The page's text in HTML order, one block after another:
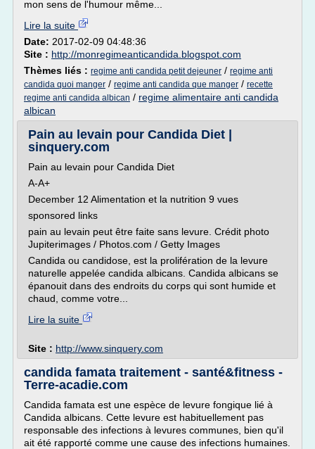
mon sens de l'humour même...
Lire la suite
Date: 2017-02-09 04:48:36
Site : http://monregimeanticandida.blogspot.com
Thèmes liés : regime anti candida petit dejeuner / regime anti
candida quoi manger / regime anti candida que manger / recette
regime anti candida albican / regime alimentaire anti candida
albican
Pain au levain pour Candida Diet |
sinquery.com
Pain au levain pour Candida Diet
A-A+
December 12 Alimentation et la nutrition 9 vues
sponsored links
pain au levain peut être faite sans levure. Crédit photo
Jupiterimages / Photos.com / Getty Images
Candida ou candidose, est la prolifération de la levure
naturelle appelée candida albicans. Candida albicans se
épanouit dans des endroits du corps qui sont humide et
chaud, comme votre...
Lire la suite
Site : http://www.sinquery.com
candida famata traitement - santé&fitness -
Terre-acadie.com
Candida famata est une espèce de levure fongique lié à
Candida albicans. Cette levure est habituellement pas
responsable des infections à levures communes, bien qu'il
ait été rapporté comme une cause des infections humaines.